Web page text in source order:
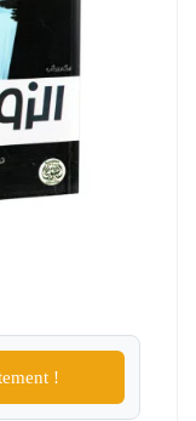
!